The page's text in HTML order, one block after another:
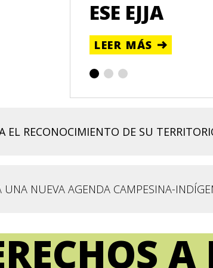
ESE EJJA
LEER MÁS
EL RECONOCIMIENTO DE SU
UNA NUEVA AGENDA CAMPESINA-